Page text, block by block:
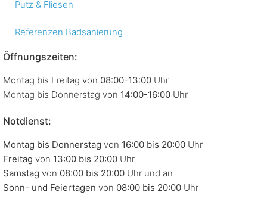
Putz & Fliesen
Referenzen Badsanierung
Öffnungszeiten:
Montag bis Freitag von 08:00-13:00 Uhr
Montag bis Donnerstag von 14:00-16:00 Uhr
Notdienst:
Montag bis Donnerstag von 16:00 bis 20:00 Uhr
Freitag von 13:00 bis 20:00 Uhr
Samstag von 08:00 bis 20:00 Uhr und an
Sonn- und Feiertagen von 08:00 bis 20:00 Uhr